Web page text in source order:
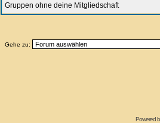
Gruppen ohne deine Mitgliedschaft
Gehe zu:
Powered